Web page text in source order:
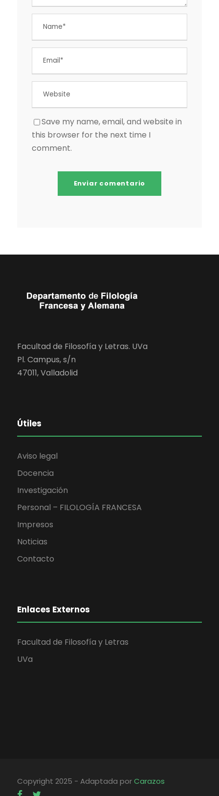
Save my name, email, and website in
this browser for the next time I
comment.
Facultad de Filosofía y Letras. UVa
Pl. Campus, s/n
47011, Valladolid
Útiles
Aviso legal
Docencia
Investigación
Personal – FILOLOGÍA FRANCESA
Impresos
Noticias
Contacto
Enlaces Externos
Facultad de Filosofía y Letras
UVa
Copyright 2025 - Adaptada porCarazos